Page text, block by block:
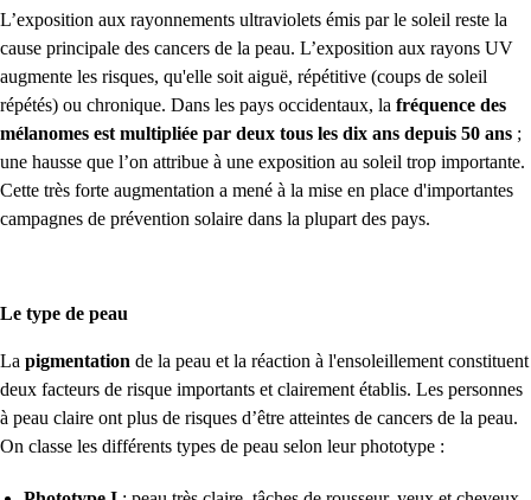
L’exposition aux rayonnements ultraviolets émis par le soleil reste la
cause principale des cancers de la peau. L’exposition aux rayons UV
augmente les risques, qu'elle soit aiguë, répétitive (coups de soleil
répétés) ou chronique. Dans les pays occidentaux, la fréquence des
mélanomes est multipliée par deux tous les dix ans depuis 50 ans ;
une hausse que l’on attribue à une exposition au soleil trop importante.
Cette très forte augmentation a mené à la mise en place d'importantes
campagnes de prévention solaire dans la plupart des pays.
Le type de peau
La pigmentation de la peau et la réaction à l'ensoleillement constituent
deux facteurs de risque importants et clairement établis. Les personnes
à peau claire ont plus de risques d’être atteintes de cancers de la peau.
On classe les différents types de peau selon leur phototype :